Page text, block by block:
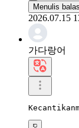
Menulis
2026.07.15
가다랑어